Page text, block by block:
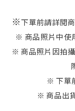
※下單前請詳閱
※ 商品照片中使
※ 商品照片因拍
※ 下單
※ 商品出